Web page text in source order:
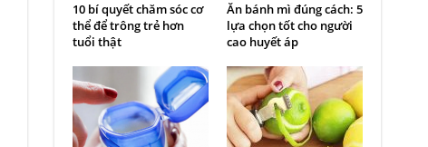
10 bí quyết chăm sóc cơ
thể để trông trẻ hơn
tuổi thật
Ăn bánh mì đúng cách: 5
lựa chọn tốt cho người
cao huyết áp